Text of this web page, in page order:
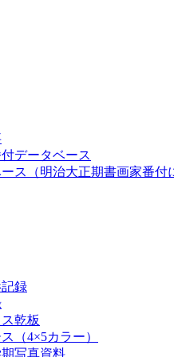
データベース
ス（明治大正期書画家番付
録
乾板
（4×5カラー）
写真資料